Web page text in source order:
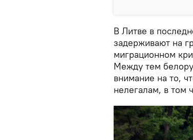
В Литве в
задерживают на
миграционном
Между тем
внимание на то,
нелегалам, в том